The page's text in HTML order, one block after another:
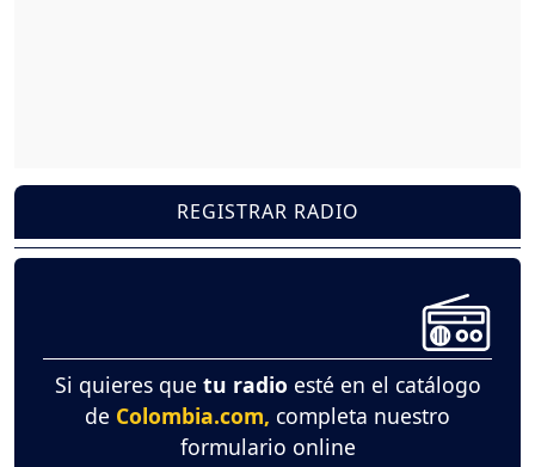
REGISTRAR RADIO
Si quieres que tu radio esté en el catálogo
de Colombia.com, completa nuestro
formulario online